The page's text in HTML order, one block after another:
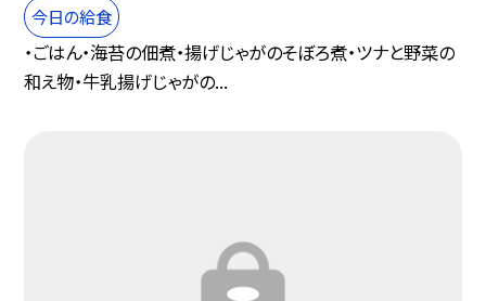
今日の給食
・ごはん・海苔の佃煮・揚げじゃがのそぼろ煮・ツナと野菜の
和え物・牛乳揚げじゃがの...